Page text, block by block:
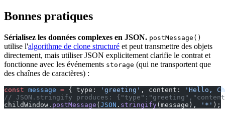
Bonnes pratiques
Sérialisez les données complexes en JSON. postMessage()
utilise l'algorithme de clone structuré et peut transmettre des objets
directement, mais utiliser JSON explicitement clarifie le contrat et
fonctionne avec les événements storage (qui ne transportent que
des chaînes de caractères) :
const message = { type: 'greeting' , content:
'Hello,
// JSON.stringify produces:
childWindow. postMessage ( JSON . stringify(message), '*' );